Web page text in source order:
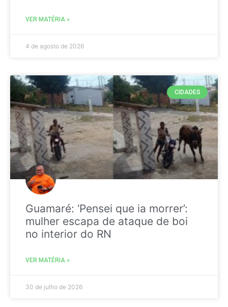
VER MATÉRIA »
4 de agosto de 2026
CIDADES
Guamaré: ‘Pensei que ia morrer’:
mulher escapa de ataque de boi
no interior do RN
VER MATÉRIA »
30 de julho de 2026